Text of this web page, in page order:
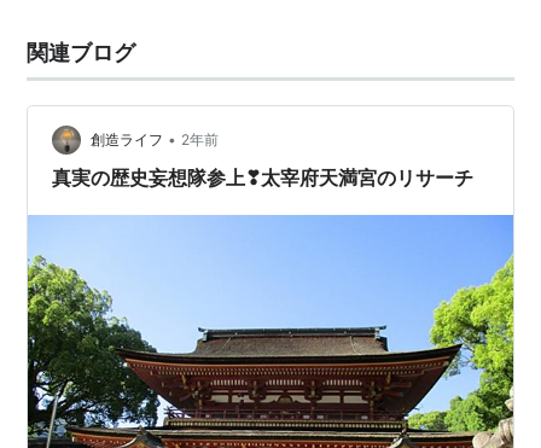
関連ブログ
創造ライフ • 2年前
真実の歴史妄想隊参上❣太宰府天満宮のリサーチ